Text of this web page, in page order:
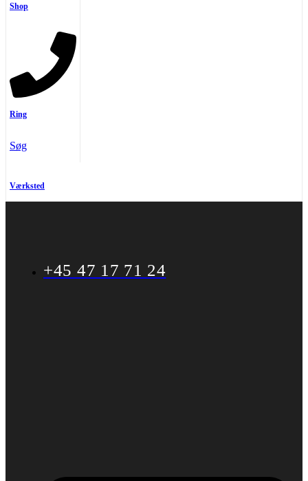
Shop
Ring
Søg
Værksted
+45 47 17 71 24